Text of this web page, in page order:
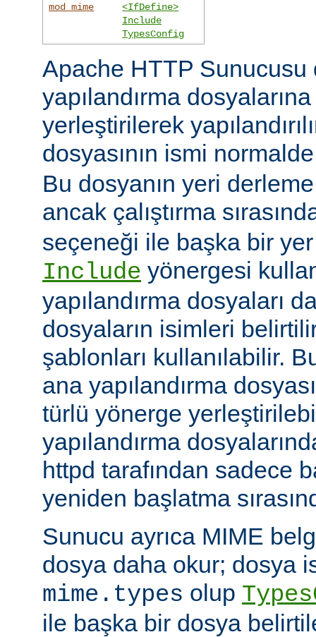
mod_mime
<IfDefine>
Include
TypesConfig
Apache HTTP Sunucusu
yapılandırma
yerleştirilerek
dosyasının ismi
Bu dosyanın yeri
ancak çalıştırma
seçeneği ile başka bir
Include yönergesi
yapılandırma dosyaları
dosyaların isimleri
şablonları kullanılabilir.
ana yapılandırma
türlü yönerge
yapılandırma
httpd tarafından sadece
yeniden başlatma
Sunucu ayrıca MIME
dosya daha okur; dosya
mime.types olup
ile başka bir dosya